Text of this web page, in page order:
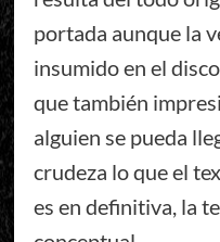
portada aunque la
insumido en el
que también
alguien se pueda
crudeza lo que el
es en definitiva, la